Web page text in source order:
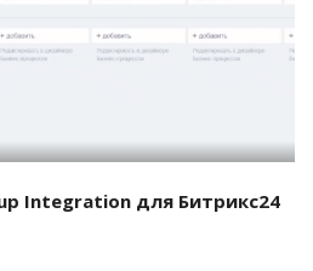
проект
Integration для Битрикс24